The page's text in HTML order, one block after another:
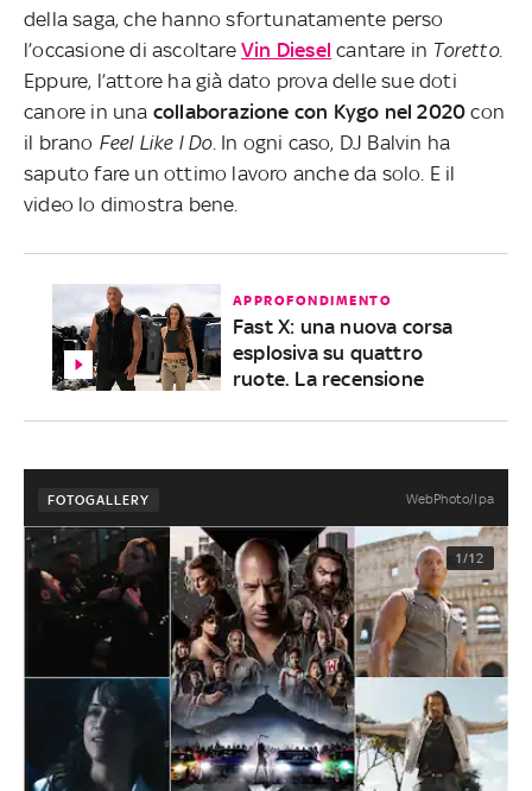
della saga, che hanno sfortunatamente perso
l’occasione di ascoltare Vin Diesel cantare in Toretto.
Eppure, l’attore ha già dato prova delle sue doti
canore in una collaborazione con Kygo nel 2020con
il brano Feel Like I Do. In ogni caso, DJ Balvin ha
saputo fare un ottimo lavoro anche da solo. E il
video lo dimostra bene.
APPROFONDIMENTO
Fast X: una nuova corsa
esplosiva su quattro
ruote. La recensione
FOTOGALLERY WebPhoto/Ipa
1/12